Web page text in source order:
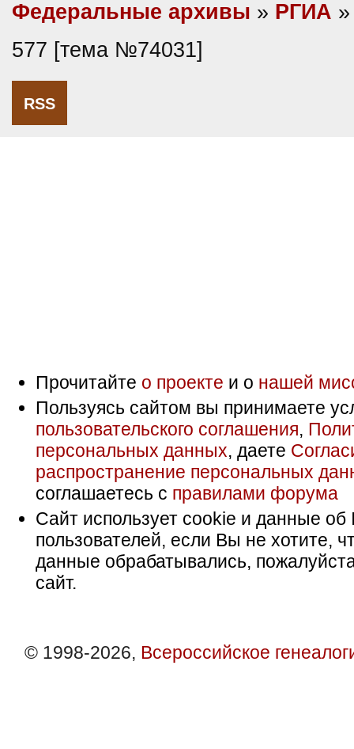
Федеральные архивы » РГИА
577 [тема №74031]
RSS
Прочитайте о проекте и о нашей
Пользуясь сайтом вы принимаете
пользовательского соглашения,
персональных данных, даете
распространение персональных
соглашаетесь с правилами форума
Сайт использует cookie и данные об
пользователей, если Вы не хотите,
данные обрабатывались,
сайт.
© 1998-2026, Всероссийское